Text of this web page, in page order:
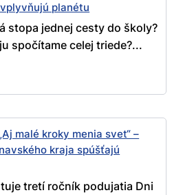
planétu
stopa jednej cesty do školy?
spočítame celej triede?...
malé kroky menia svet“ –
kraja spúšťajú
tretí ročník podujatia Dni